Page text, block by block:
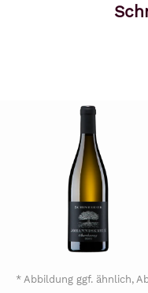
* Abbildung ggf. ähnlich,